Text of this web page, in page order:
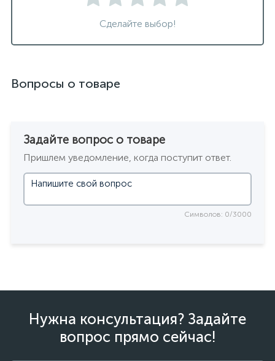
Сделайте выбор!
Вопросы о товаре
Задайте вопрос о товаре
Пришлем уведомление, когда поступит ответ.
Символов: 0/3000
Нужна консультация? Задайте
вопрос прямо сейчас!